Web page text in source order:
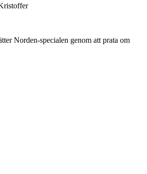
Norden-specialen genom att prata om